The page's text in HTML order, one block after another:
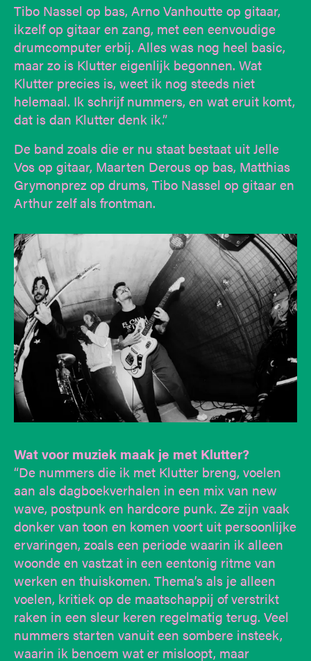
Tibo Nassel op bas, Arno Vanhoutte op gitaar,
ikzelf op gitaar en zang, met een eenvoudige
drumcomputer erbij. Alles was nog heel basic,
maar zo is Klutter eigenlijk begonnen. Wat
Klutter precies is, weet ik nog steeds niet
helemaal. Ik schrijf nummers, en wat eruit komt,
dat is dan Klutter denk ik.”
De band zoals die er nu staat bestaat uit Jelle
Vos op gitaar, Maarten Derous op bas, Matthias
Grymonprez op drums, Tibo Nassel op gitaar en
Arthur zelf als frontman.
Wat voor muziek maak je met Klutter?
“De nummers die ik met Klutter breng, voelen
aan als dagboekverhalen in een mix van new
wave, postpunk en hardcore punk. Ze zijn vaak
donker van toon en komen voort uit persoonlijke
ervaringen, zoals een periode waarin ik alleen
woonde en vastzat in een eentonig ritme van
werken en thuiskomen. Thema’s als je alleen
voelen, kritiek op de maatschappij of verstrikt
raken in een sleur keren regelmatig terug. Veel
nummers starten vanuit een sombere insteek,
waarin ik benoem wat er misloopt, maar